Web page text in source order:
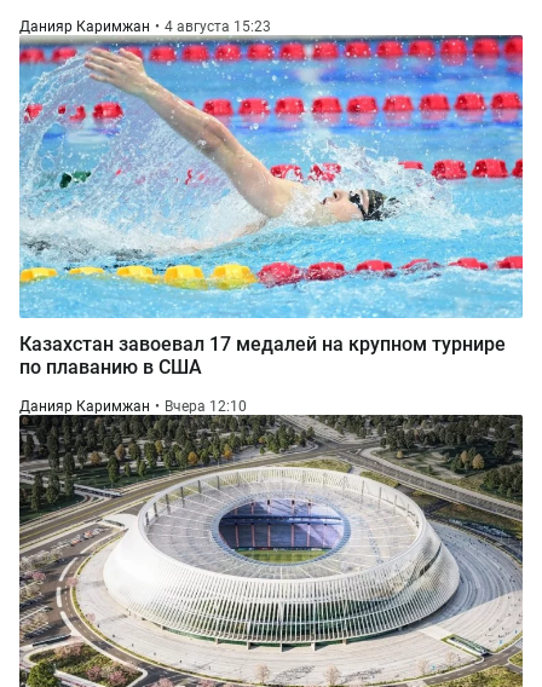
Данияр Каримжан 4 августа 15:23
Казахстан завоевал 17 медалей на крупном турнире
по плаванию в США
Данияр Каримжан Вчера 12:10